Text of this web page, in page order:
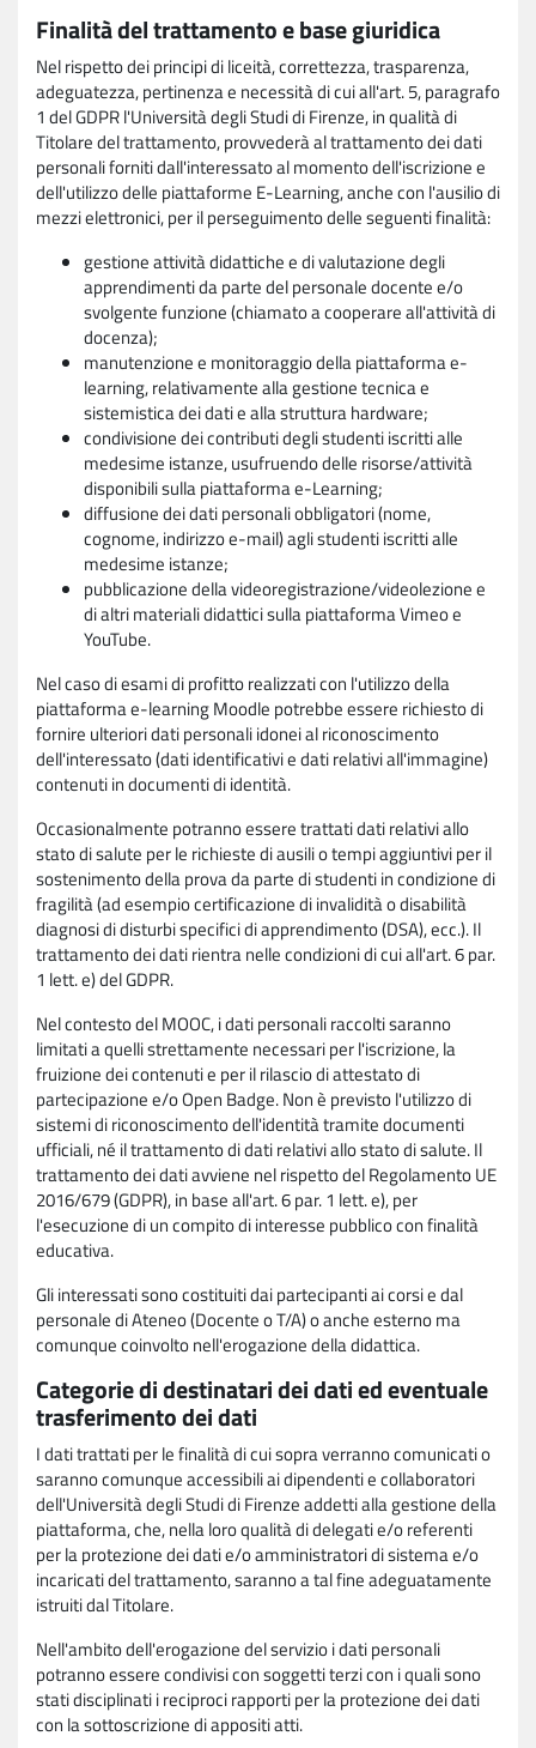
Finalità del trattamento e base giuridica
Nel rispetto dei principi di liceità, correttezza, trasparenza,
adeguatezza, pertinenza e necessità di cui all'art. 5, paragrafo
1 del GDPR l'Università degli Studi di Firenze, in qualità di
Titolare del trattamento, provvederà al trattamento dei dati
personali forniti dall'interessato al momento dell'iscrizione e
dell'utilizzo delle piattaforme E-Learning, anche con l'ausilio di
mezzi elettronici, per il perseguimento delle seguenti finalità:
gestione attività didattiche e di valutazione degli
apprendimenti da parte del personale docente e/o
svolgente funzione (chiamato a cooperare all'attività di
docenza);
manutenzione e monitoraggio della piattaforma e-
learning, relativamente alla gestione tecnica e
sistemistica dei dati e alla struttura hardware;
condivisione dei contributi degli studenti iscritti alle
medesime istanze, usufruendo delle risorse/attività
disponibili sulla piattaforma e-Learning;
diffusione dei dati personali obbligatori (nome,
cognome, indirizzo e-mail) agli studenti iscritti alle
medesime istanze;
pubblicazione della videoregistrazione/videolezione e
di altri materiali didattici sulla piattaforma Vimeo e
YouTube.
Nel caso di esami di profitto realizzati con l'utilizzo della
piattaforma e-learning Moodle potrebbe essere richiesto di
fornire ulteriori dati personali idonei al riconoscimento
dell'interessato (dati identificativi e dati relativi all'immagine)
contenuti in documenti di identità.
Occasionalmente potranno essere trattati dati relativi allo
stato di salute per le richieste di ausili o tempi aggiuntivi per il
sostenimento della prova da parte di studenti in condizione di
fragilità (ad esempio certificazione di invalidità o disabilità
diagnosi di disturbi specifici di apprendimento (DSA), ecc.). Il
trattamento dei dati rientra nelle condizioni di cui all'art. 6 par.
1 lett. e) del GDPR.
Nel contesto del MOOC, i dati personali raccolti saranno
limitati a quelli strettamente necessari per l'iscrizione, la
fruizione dei contenuti e per il rilascio di attestato di
partecipazione e/o Open Badge. Non è previsto l'utilizzo di
sistemi di riconoscimento dell'identità tramite documenti
ufficiali, né il trattamento di dati relativi allo stato di salute. Il
trattamento dei dati avviene nel rispetto del Regolamento UE
2016/679 (GDPR), in base all'art. 6 par. 1 lett. e), per
l'esecuzione di un compito di interesse pubblico con finalità
educativa.
Gli interessati sono costituiti dai partecipanti ai corsi e dal
personale di Ateneo (Docente o T/A) o anche esterno ma
comunque coinvolto nell'erogazione della didattica.
Categorie di destinatari dei dati ed eventuale
trasferimento dei dati
I dati trattati per le finalità di cui sopra verranno comunicati o
saranno comunque accessibili ai dipendenti e collaboratori
dell'Università degli Studi di Firenze addetti alla gestione della
piattaforma, che, nella loro qualità di delegati e/o referenti
per la protezione dei dati e/o amministratori di sistema e/o
incaricati del trattamento, saranno a tal fine adeguatamente
istruiti dal Titolare.
Nell'ambito dell'erogazione del servizio i dati personali
potranno essere condivisi con soggetti terzi con i quali sono
stati disciplinati i reciproci rapporti per la protezione dei dati
con la sottoscrizione di appositi atti.